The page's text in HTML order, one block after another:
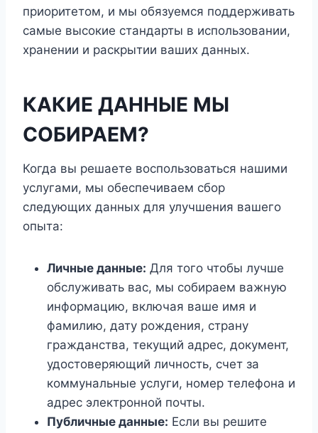
приоритетом, и мы обязуемся поддерживать
самые высокие стандарты в использовании,
хранении и раскрытии ваших данных.
КАКИЕ ДАННЫЕ МЫ
СОБИРАЕМ?
Когда вы решаете воспользоваться нашими
услугами, мы обеспечиваем сбор
следующих данных для улучшения вашего
опыта:
Личные данные: Для того чтобы лучше
обслуживать вас, мы собираем важную
информацию, включая ваше имя и
фамилию, дату рождения, страну
гражданства, текущий адрес, документ,
удостоверяющий личность, счет за
коммунальные услуги, номер телефона и
адрес электронной почты.
Публичные данные: Если вы решите